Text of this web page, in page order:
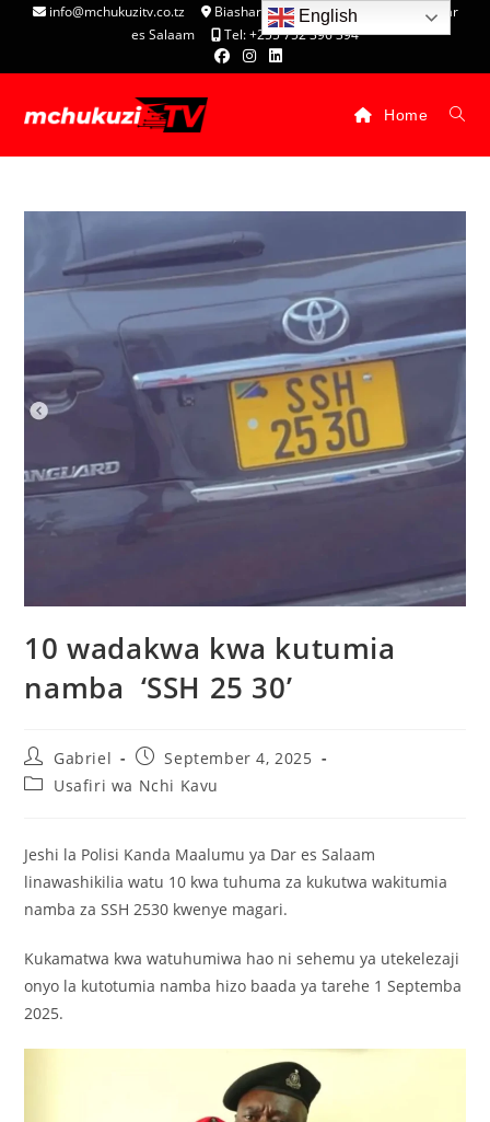
info@mchukuzitv.co.tz
Biashara Complex - P.O. Box 25074, Dar
es Salaam
Tel: +255 752 396 394
Home
10 wadakwa kwa kutumia
namba ‘SSH 25 30’
Gabriel
September 4, 2025
Usafiri wa Nchi Kavu
Jeshi la Polisi Kanda Maalumu ya Dar es Salaam
linawashikilia watu 10 kwa tuhuma za kukutwa wakitumia
namba za SSH 2530 kwenye magari.
Kukamatwa kwa watuhumiwa hao ni sehemu ya utekelezaji
onyo la kutotumia namba hizo baada ya tarehe 1 Septemba
2025.
English